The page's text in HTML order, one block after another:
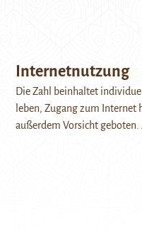
Internetnutzung
Die Zahl beinhaltet
leben, Zugang zum Internet
außerdem Vorsicht